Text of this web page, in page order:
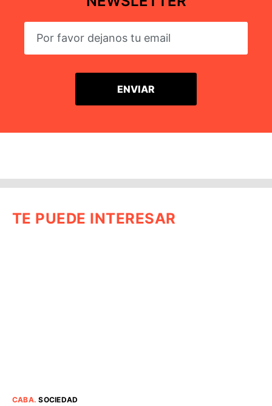
TE PUEDE INTERESAR
CABA.SOCIEDAD